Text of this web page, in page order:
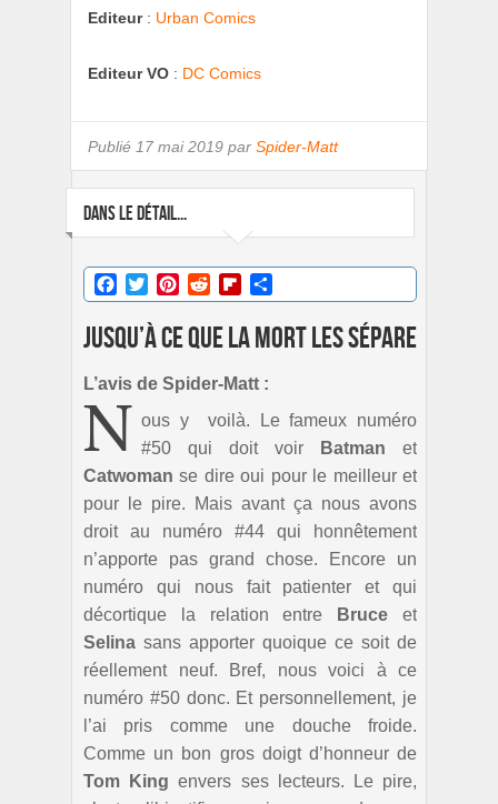
Editeur: Urban Comics
Editeur VO : DC Comics
Publié 17 mai 2019 par Spider-Matt
DANS LE DÉTAIL...
Facebook
TwitterPinterestRedditFlipboard
Jusqu’à ce que la mort les sépare
L’avis de Spider-Matt :
N ous y voilà. Le fameux numéro
#50 qui doit voir
Batman et
Catwoman se dire oui pour le meilleur et
pour le pire. Mais avant ça nous avons
droit au numéro #44 qui honnêtement
n’apporte pas grand chose. Encore un
numéro qui nous fait patienter et qui
décortique la relation entre
Bruce et
Selina sans apporter quoique ce soit de
réellement neuf. Bref, nous voici à ce
numéro #50 donc. Et personnellement, je
l’ai pris comme une douche froide.
Comme un bon gros doigt d’honneur de
Tom King envers ses lecteurs. Le pire,